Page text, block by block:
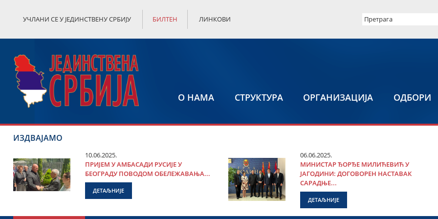
УЧЛАНИ СЕ У ЈЕДИНСТВЕНУ СРБИЈУ БИЛТЕН ЛИНКОВИ
О НАМА СТРУКТУРА ОРГАНИЗАЦИЈА ОДБОРИ
ИЗДВАЈАМО
10.06.2025.
ПРИЈЕМ У АМБАСАДИ РУСИЈЕ У
БЕОГРАДУ ПОВОДОМ ОБЕЛЕЖАВАЊА...
ДЕТАЉНИЈЕ
06.06.2025.
МИНИСТАР ЂОРЂЕ МИЛИЋЕВИЋ У
ЈАГОДИНИ: ДОГОВОРЕН НАСТАВАК
САРАДЊЕ...
ДЕТАЉНИЈЕ